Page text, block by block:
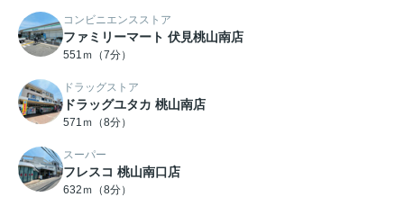
コンビニエンスストア
ファミリーマート 伏見桃山南店
551ｍ（7分）
ドラッグストア
ドラッグユタカ 桃山南店
571ｍ（8分）
スーパー
フレスコ 桃山南口店
632ｍ（8分）